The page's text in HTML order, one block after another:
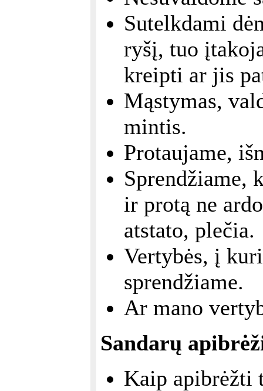
Sutelkdami
ryšį, tuo
kreipti ar jis
Mąstymas,
mintis.
Protaujame,
Sprendžiame,
ir protą ne
atstato, plečia.
Vertybės, į
sprendžiame.
Ar mano
Sandarų
Kaip apibrėžti